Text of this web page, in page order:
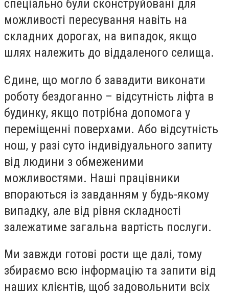
спеціально були сконструйовані для
можливості пересування навіть на
складних дорогах, на випадок, якщо
шлях належить до віддаленого селища.
Єдине, що могло б завадити виконати
роботу бездоганно – відсутність ліфта в
будинку, якщо потрібна допомога у
переміщенні поверхами. Або відсутність
нош, у разі суто індивідуального запиту
від людини з обмеженими
можливостями. Наші працівники
впораються із завданням у будь-якому
випадку, але від рівня складності
залежатиме загальна вартість послуги.
Ми завжди готові рости ще далі, тому
збираємо всю інформацію та запити від
наших клієнтів, щоб задовольнити всіх